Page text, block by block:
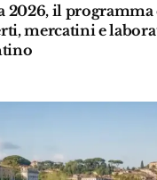
2026, il
mercatini e